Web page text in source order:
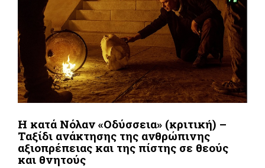
Η κατά Νόλαν «Οδύσσεια» (κριτική) –
Ταξίδι ανάκτησης της ανθρώπινης
αξιοπρέπειας και της πίστης σε θεούς
και θνητούς